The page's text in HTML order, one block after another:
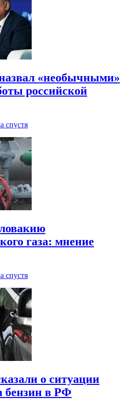
«необычными»
российской
спустя
газа: мнение
спустя
о ситуации
бензин в РФ